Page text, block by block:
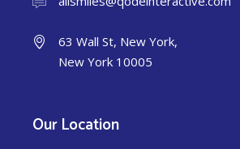
63 Wall St, New York,
New York 10005
Our Location